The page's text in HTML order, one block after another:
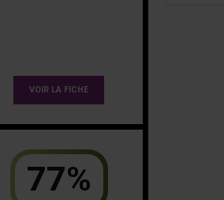
VOIR LA FICHE
77%